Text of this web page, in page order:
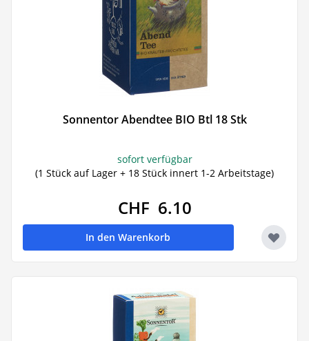
Sonnentor Abendtee BIO Btl 18 Stk
sofort verfügbar
(1 Stück auf Lager + 18 Stück innert 1-2 Arbeitstage)
CHF 6.10
In den Warenkorb